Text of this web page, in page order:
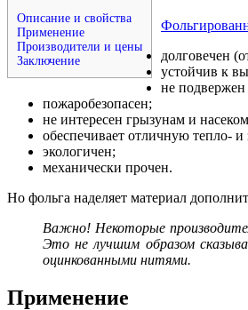
Описание и свойства
Применение
Производители и цены
Заключение
долговечен
устойчив к
не
пожаробезопасен;
не интересен грызунам и
обеспечивает отличную тепло- и
экологичен;
механически прочен.
Но фольга наделяет материал
Важно! Некоторые
Это не лучшим образом
оцинкованными нитями.
Применение